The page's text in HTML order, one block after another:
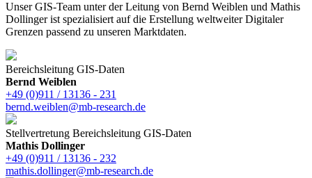
Unser GIS-Team unter der Leitung von Bernd Weiblen und Mathis
Dollinger ist spezialisiert auf die Erstellung weltweiter Digitaler
Grenzen passend zu unseren Marktdaten.
Bereichsleitung GIS-Daten
Bernd Weiblen
+49 (0)911 / 13136 - 231
bernd.weiblen@mb-research.de
Stellvertretung Bereichsleitung GIS-Daten
Mathis Dollinger
+49 (0)911 / 13136 - 232
mathis.dollinger@mb-research.de